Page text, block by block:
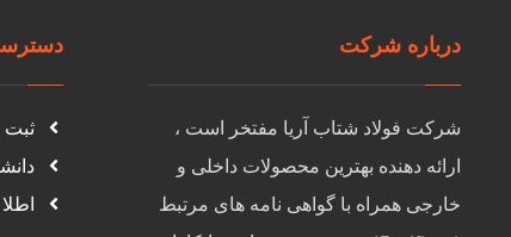
درباره شرکت
شرکت فولاد شتاب آریا مفتخر است ،
ارائه دهنده بهترین محصولات داخلی و
خارجی همراه با گواهی نامه های مرتبط